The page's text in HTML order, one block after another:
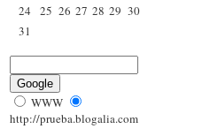
24
25 26 27 28 29 30
31
WWW
http://prueba.blogalia.com